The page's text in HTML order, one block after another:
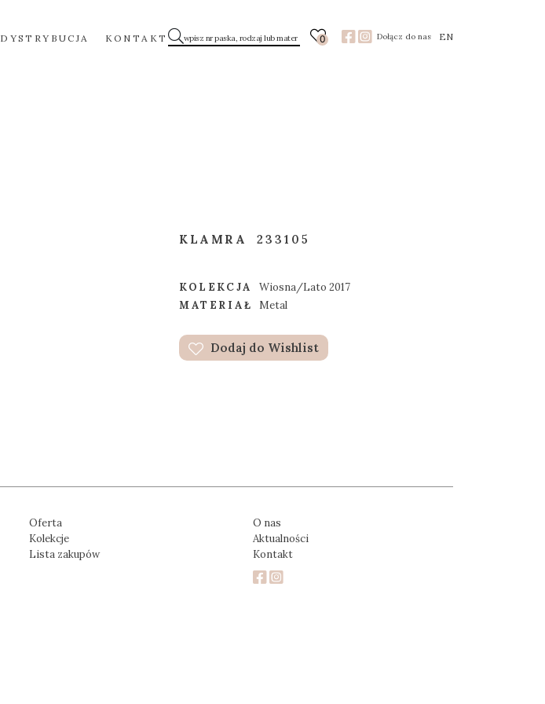
DYSTRYBUCJA KONTAKT 0 Dołącz do nas EN
KLAMRA 233105
KOLEKCJA
Wiosna/Lato 2017
MATERIAŁ
Metal
Dodaj do Wishlist
Oferta
Kolekcje
Lista zakupów
O nas
Aktualności
Kontakt